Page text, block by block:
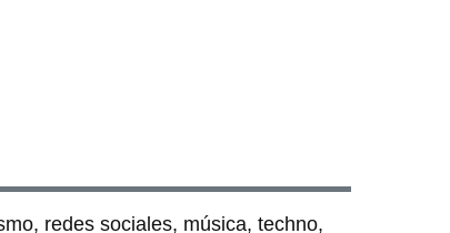
redes sociales, música, techno,